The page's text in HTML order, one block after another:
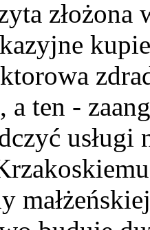
złożona
a ten -
usługi